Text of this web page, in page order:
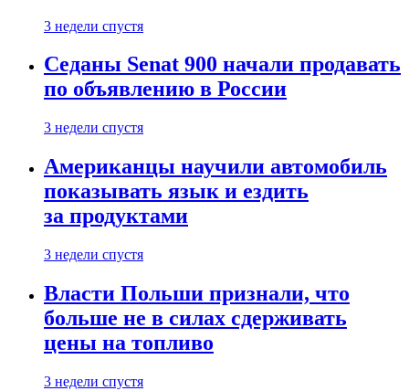
3 недели спустя
Седаны Senat 900 начали продавать
по объявлению в России
3 недели спустя
Американцы научили автомобиль
показывать язык и ездить
за продуктами
3 недели спустя
Власти Польши признали, что
больше не в силах сдерживать
цены на топливо
3 недели спустя